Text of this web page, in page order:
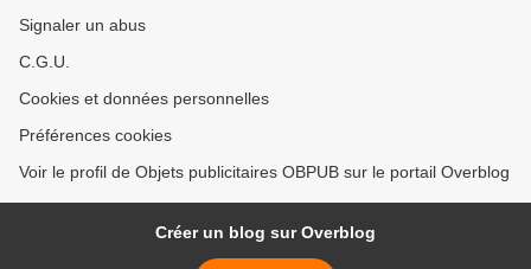
Signaler un abus
C.G.U.
Cookies et données personnelles
Préférences cookies
Voir le profil de Objets publicitaires OBPUB sur le portail Overblog
Créer un blog sur Overblog